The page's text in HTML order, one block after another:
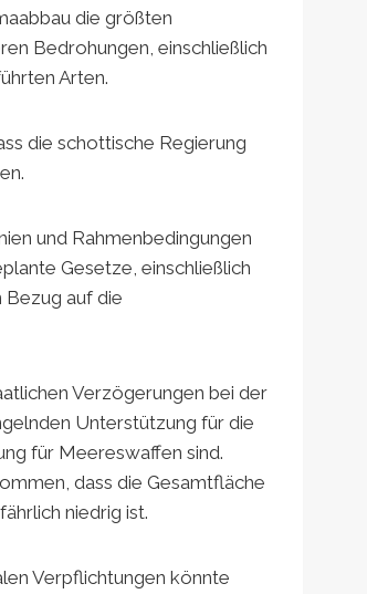
die größten
Bedrohungen, einschließlich
Arten.
die schottische Regierung
und Rahmenbedingungen
Gesetze, einschließlich
auf die
Verzögerungen bei der
Unterstützung für die
für Meereswaffen sind.
dass die Gesamtfläche
niedrig ist.
Verpflichtungen könnte